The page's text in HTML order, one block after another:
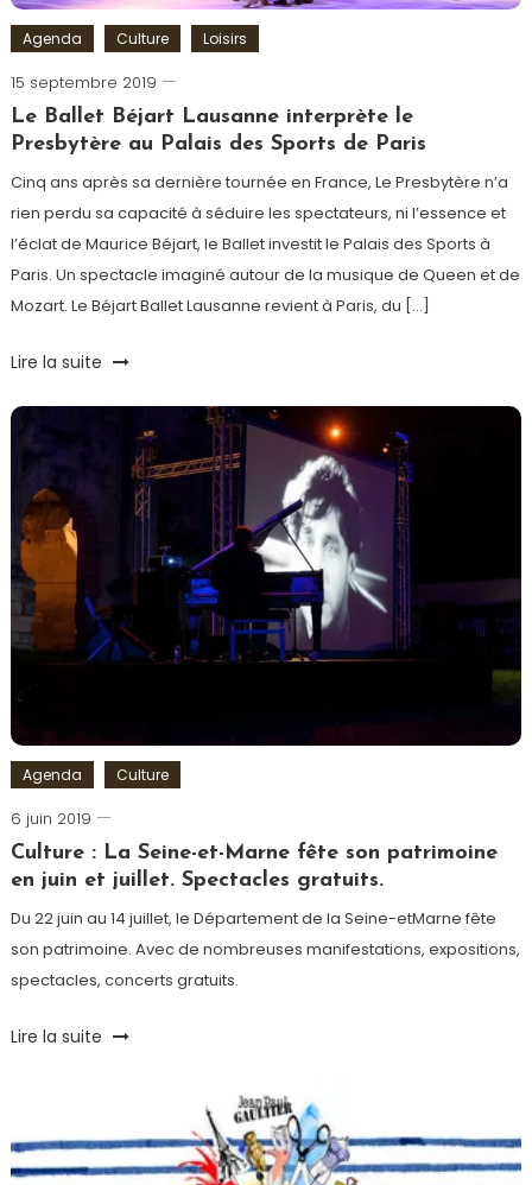
Agenda Culture Loisirs
15 septembre 2019
Romain-
Paris
Le Ballet Béjart Lausanne interprète le
Presbytère au Palais des Sports de Paris
Cinq ans après sa dernière tournée en France, Le Presbytère n’a
rien perdu sa capacité à séduire les spectateurs, ni l’essence et
l’éclat de Maurice Béjart, le Ballet investit le Palais des Sports à
Paris. Un spectacle imaginé autour de la musique de Queen et de
Mozart. Le Béjart Ballet Lausanne revient à Paris, du […]
Tagged
Ballet
Béjart
Lausanne
Béjart
Freddie
Mercury,
Mozart
,
Palais
des
Spectacle
Lire la suite
Agenda Culture
6 juin 2019
Romain-
Paris
Culture : La Seine-et-Marne fête son patrimoine
en juin et juillet. Spectacles gratuits.
Du 22 juin au 14 juillet, le Département de la Seine-etMarne fête
son patrimoine. Avec de nombreuses manifestations, expositions,
spectacles, concerts gratuits.
Tagged
Patrimoine,
Seine-
Lire la suite